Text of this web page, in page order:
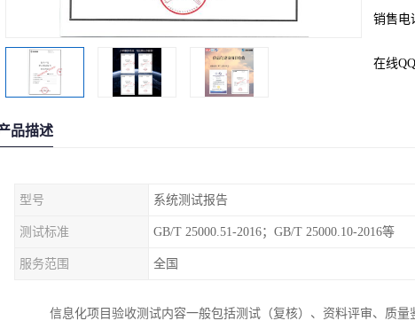
销售电
在线QQ
品描述
型号 系统测试报告
测试标准 GB/T 25000.51-2016；GB/T 25000.10-2016等
服务范围 全国
信息化项目验收测试内容一般包括测试（复核）、资料评审、质量